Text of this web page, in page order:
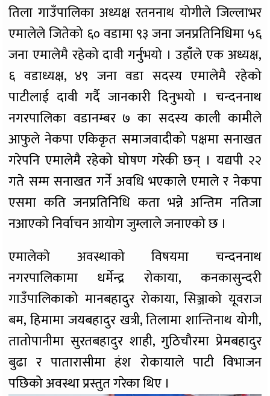
तिला गाउँपालिका अध्यक्ष रतननाथ योगीले जिल्लाभर
एमालेले जितेको ६० वडामा ९३ जना जनप्रतिनिधिमा ५६
जना एमालेमै रहेको दावी गर्नुभयो । उहाँले एक अध्यक्ष,
६ वडाध्यक्ष, ४९ जना वडा सदस्य एमालेमै रहेको
पाटीलाई दावी गर्दै जानकारी दिनुभयो । चन्दननाथ
नगरपालिका वडानम्बर ७ का सदस्य काली कामीले
आफुले नेकपा एकिकृत समाजवादीको पक्षमा सनाखत
गरेपनि एमालेमै रहेको घोषण गरेकी छन् । यद्यपी २२
गते सम्म सनाखत गर्ने अवधि भएकाले एमाले र नेकपा
एसमा कति जनप्रतिनिधि कता भन्ने अन्तिम नतिजा
नआएको निर्वाचन आयोग जुम्लाले जनाएको छ ।
एमालेकाे अवस्थाको विषयमा चन्दननाथ
नगरपालिकामा धर्मेन्द्र रोकाया, कनकासुन्दरी
गाउँपालिकाको मानबहादुर रोकाया, सिञ्जाको यूवराज
बम, हिमामा जयबहादुर खत्री, तिलामा शान्तिनाथ योगी,
तातोपानीमा सुरतबहादुर शाही, गुठिचौरमा प्रेमबहादुर
बुढा र पातारासीमा हंश रोकायाले पाटी विभाजन
पछिको अवस्था प्रस्तुत गरेका थिए ।